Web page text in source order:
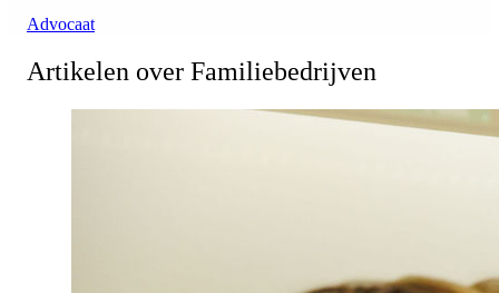
Advocaat
Artikelen over Familiebedrijven